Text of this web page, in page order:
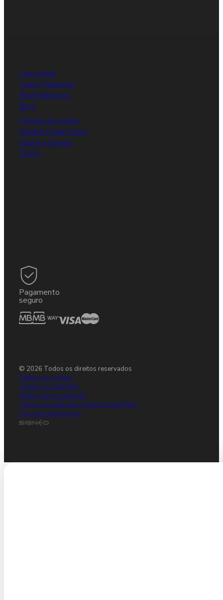
Loja online
Login / Registar
Revendedores
Blog
Pontos de venda
Gulden Draak Party
Sobre a cerveja
FAQ's
Pagamento
seguro
© 2026 Todos os direitos reservados
Política de cookies
Termos e condições
Política de privacidade
Termos e condições Gulden Draak Party
Livro de reclamações